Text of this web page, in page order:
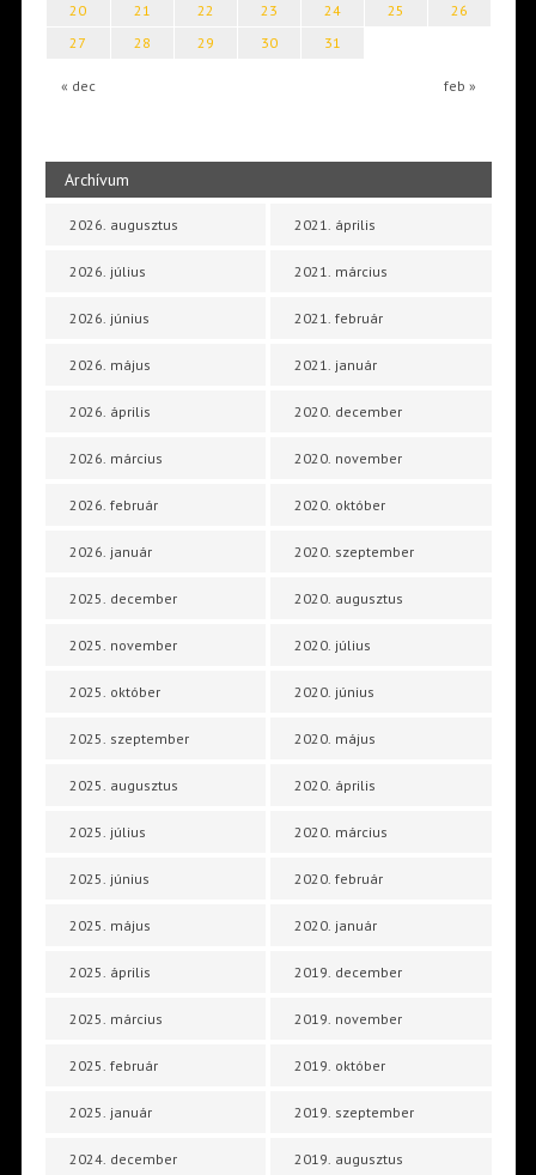
« dec feb »
20
21 22 23 24 25
26
27
28 29 30 31
Archívum
2026. augusztus
2026. július
2026. június
2026. május
2026. április
2026. március
2026. február
2026. január
2025. december
2025. november
2025. október
2025. szeptember
2025. augusztus
2025. július
2025. június
2025. május
2025. április
2025. március
2025. február
2025. január
2024. december
2021. április
2021. március
2021. február
2021. január
2020. december
2020. november
2020. október
2020. szeptember
2020. augusztus
2020. július
2020. június
2020. május
2020. április
2020. március
2020. február
2020. január
2019. december
2019. november
2019. október
2019. szeptember
2019. augusztus